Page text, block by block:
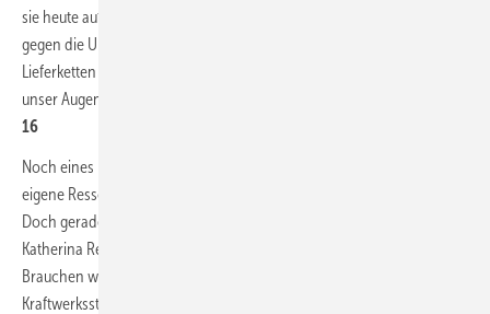
sie heute aufgestellt? Corona-Pandemie, der russische Angriffskrieg
gegen die Ukraine und US-Zölle haben Europa sensibilisiert, die
Lieferketten kritisch zu überprüfen. Wir richten in dieser Ausgabe
unser Augenmerk auf die Lieferfirmen in der Offshore-Windenergie.
16
Noch eines hat uns der Ukrainekrieg gezeigt: Dass es besser ist, auf
eigene Ressourcen zu setzen, als von Importen abhängig zu sein.
Doch gerade diese manifestiert Bundeswirtschaftsministerin
Katherina Reiche, wenn sie den Neubau von Gaskraftwerken forciert.
Brauchen wir tatsächlich so viel Backup-Kapazität, wie in der
Kraftwerksstrategie mittelfristig vorgesehen? Was Sie über die